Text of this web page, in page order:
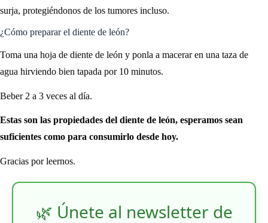
surja, protegiéndonos de los tumores incluso.
¿Cómo preparar el diente de león?
Toma una hoja de diente de león y ponla a macerar en una taza de
agua hirviendo bien tapada por 10 minutos.
Beber 2 a 3 veces al día.
Estas son las propiedades del diente de león, esperamos sean
suficientes como para consumirlo desde hoy.
Gracias por leernos.
🌿 Únete al newsletter de